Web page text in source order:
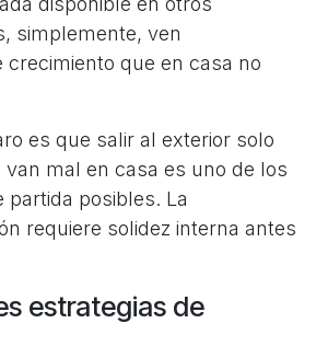
simplemente, ven
crecimiento que en casa no
es que salir al exterior solo
mal en casa es uno de los
partida posibles. La
requiere solidez interna antes
estrategias de